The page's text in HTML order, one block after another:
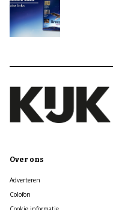
Over ons
Adverteren
Colofon